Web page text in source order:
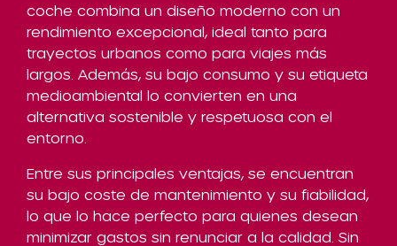
coche combina un diseño moderno con un
rendimiento excepcional, ideal tanto para
trayectos urbanos como para viajes más
largos. Además, su bajo consumo y su etiqueta
medioambiental lo convierten en una
alternativa sostenible y respetuosa con el
entorno.
Entre sus principales ventajas, se encuentran
su bajo coste de mantenimiento y su fiabilidad,
lo que lo hace perfecto para quienes desean
minimizar gastos sin renunciar a la calidad. Sin